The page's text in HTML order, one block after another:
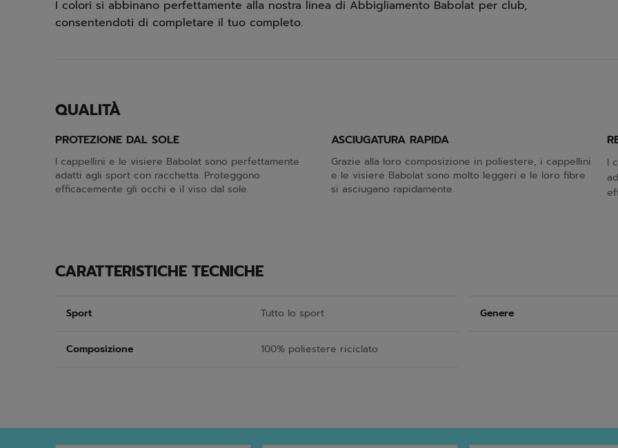
I colori si abbinano perfettamente alla nostra linea di Abbigliamento Babolat per club,
consentendoti di completare il tuo completo.
QUALITÀ
PROTEZIONE DAL SOLE
I cappellini e le visiere Babolat sono perfettamente
adatti agli sport con racchetta. Proteggono
efficacemente gli occhi e il viso dal sole.
ASCIUGATURA RAPIDA
Grazie alla loro composizione in poliestere, i cappellini
e le visiere Babolat sono molto leggeri e le loro fibre
si asciugano rapidamente.
I
CARATTERISTICHE TECNICHE
Sport Tutto lo sport Genere
Composizione 100% poliestere riciclato